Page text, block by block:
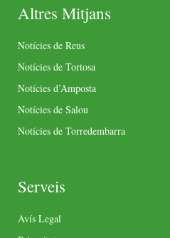
Altres Mitjans
Notícies de Reus
Notícies de Tortosa
Notícies d’Amposta
Notícies de Salou
Notícies de Torredembarra
Serveis
Avís Legal